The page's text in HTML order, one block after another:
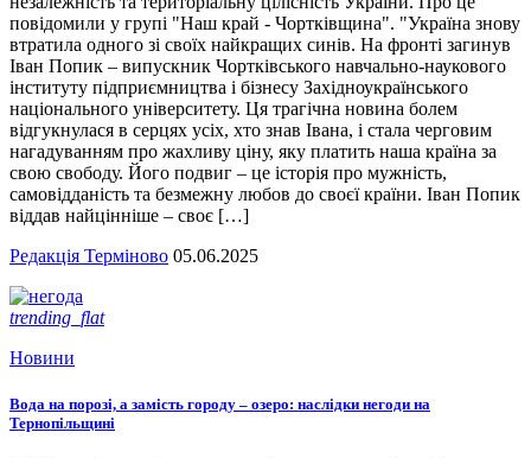
повідомили у групі "Наш край - Чортківщина". "Україна знову
втратила одного зі своїх найкращих синів. На фронті загинув
Іван Попик – випускник Чортківського навчально-наукового
інституту підприємництва і бізнесу Західноукраїнського
національного університету. Ця трагічна новина болем
відгукнулася в серцях усіх, хто знав Івана, і стала черговим
нагадуванням про жахливу ціну, яку платить наша країна за
свою свободу. Його подвиг – це історія про мужність,
самовідданість та безмежну любов до своєї країни. Іван Попик
віддав найцінніше – своє […]
Редакція Терміново 05.06.2025
trending_flat
Новини
Вода на порозі, а замість городу – озеро: наслідки негоди на
Тернопільщині